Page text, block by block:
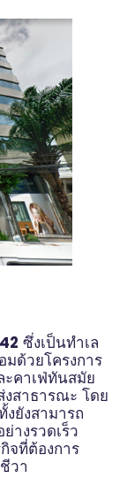
ซึ่งเป็นทำเล
ด้วยโครงการ
คาเฟ่ทันสมัย
สาธารณะ โดย
งยังสามารถ
างรวดเร็ว
จที่ต้องการ
วา